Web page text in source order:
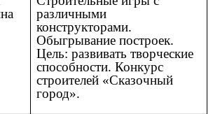
различными
конструкторами.
Обыгрывание построек.
Цель: развивать творческие
способности. Конкурс
строителей «Сказочный
город».